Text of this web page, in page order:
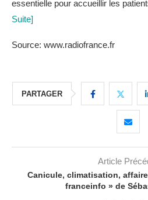
essentielle pour accueillir les
Suite]
Source: www.radiofrance.fr
PARTAGER
Article
Canicule, climatisation,
franceinfo » de